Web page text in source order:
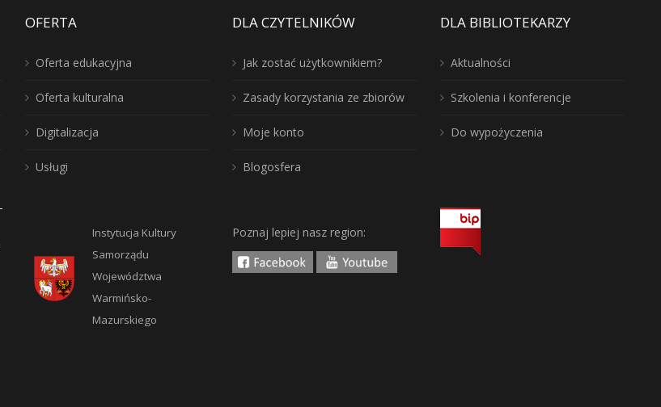
OFERTA
Oferta edukacyjna
Oferta kulturalna
Digitalizacja
Usługi
Instytucja Kultury
Samorządu
Województwa
Warmińsko-
Mazurskiego
DLA CZYTELNIKÓW
Jak zostać użytkownikiem?
Zasady korzystania ze zbiorów
Moje konto
Blogosfera
Poznaj lepiej nasz region:
DLA BIBLIOTEKARZY
Aktualności
Szkolenia i konferencje
Do wypożyczenia